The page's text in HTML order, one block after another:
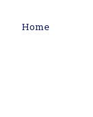
Home